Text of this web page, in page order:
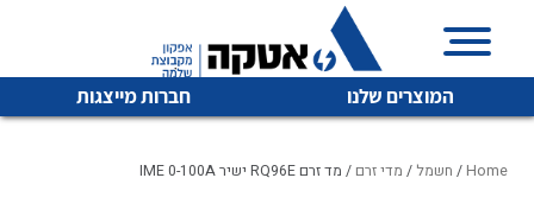
המוצרים שלנו חברות מייצגות
Home
/ חשמל / מדי זרם / מד זרם RQ96E ישיר IME 0-100A